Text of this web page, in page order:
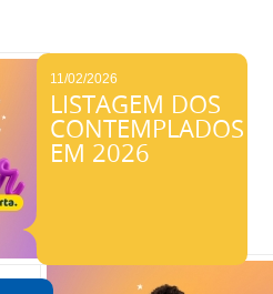
11/02/2026
LISTAGEM DOS
CONTEMPLADOS
EM 2026